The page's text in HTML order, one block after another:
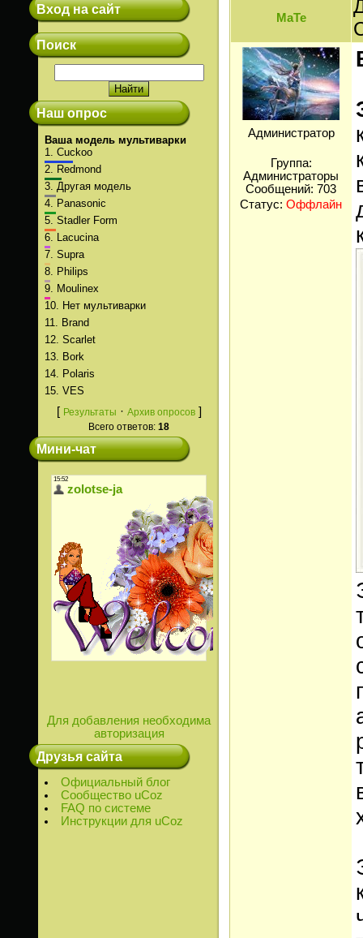
Вход на сайт
Поиск
Наш опрос
Ваша модель мультиварки
1. Cuckoo
2.
Redmond
3. Другая модель
4.
Panasonic
5. Stadler Form
6.
Lacucina
7. Supra
8.
Philips
9.
Moulinex
10.
Нет мультиварки
11.
Brand
12. Scarlet
13.
Bork
14.
Polaris
15. VES
[ Результаты · Архив опросов]
Всего ответов: 18
Мини-чат
Для добавления необходима
авторизация
Друзья сайта
Официальный блог
Сообщество uCoz
FAQ по системе
Инструкции для uCoz
МаТе
Администратор
Группа:
Администраторы
Сообщений: 703
Статус: Оффлайн